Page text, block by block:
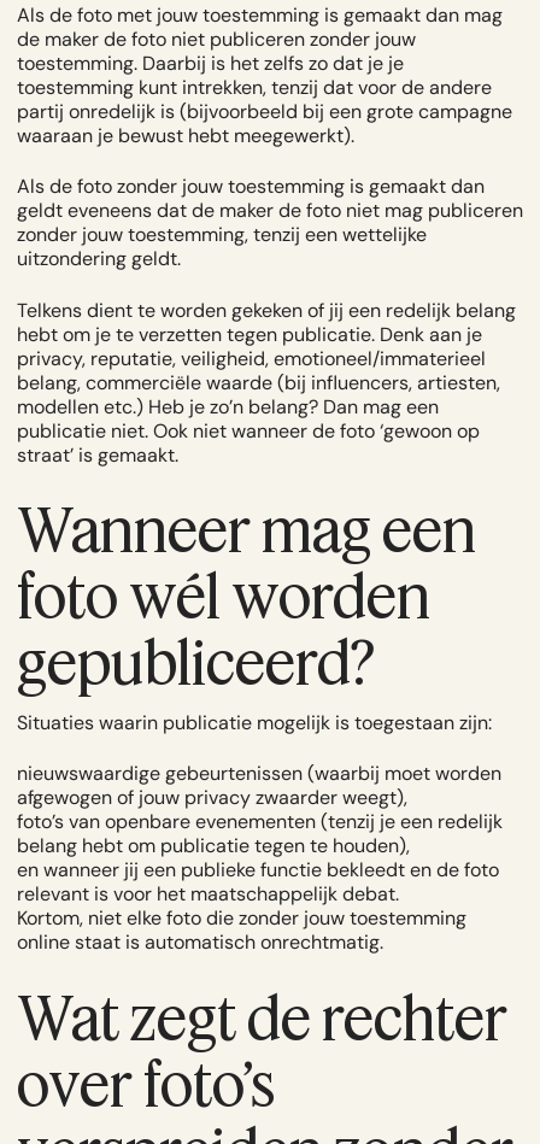
Als de foto met jouw toestemming is gemaakt dan mag
de maker de foto niet publiceren zonder jouw
toestemming. Daarbij is het zelfs zo dat je je
toestemming kunt intrekken, tenzij dat voor de andere
partij onredelijk is (bijvoorbeeld bij een grote campagne
waaraan je bewust hebt meegewerkt).
Als de foto zonder jouw toestemming is gemaakt dan
geldt eveneens dat de maker de foto niet mag publiceren
zonder jouw toestemming, tenzij een wettelijke
uitzondering geldt.
Telkens dient te worden gekeken of jij een redelijk belang
hebt om je te verzetten tegen publicatie. Denk aan je
privacy, reputatie, veiligheid, emotioneel/immaterieel
belang, commerciële waarde (bij influencers, artiesten,
modellen etc.) Heb je zo’n belang? Dan mag een
publicatie niet. Ook niet wanneer de foto ‘gewoon op
straat’ is gemaakt.
Wanneer mag een
foto wél worden
gepubliceerd?
Situaties waarin publicatie mogelijk is toegestaan zijn:
nieuwswaardige gebeurtenissen (waarbij moet worden
afgewogen of jouw privacy zwaarder weegt),
foto’s van openbare evenementen (tenzij je een redelijk
belang hebt om publicatie tegen te houden),
en wanneer jij een publieke functie bekleedt en de foto
relevant is voor het maatschappelijk debat.
Kortom, niet elke foto die zonder jouw toestemming
online staat is automatisch onrechtmatig.
Wat zegt de rechter
over foto’s